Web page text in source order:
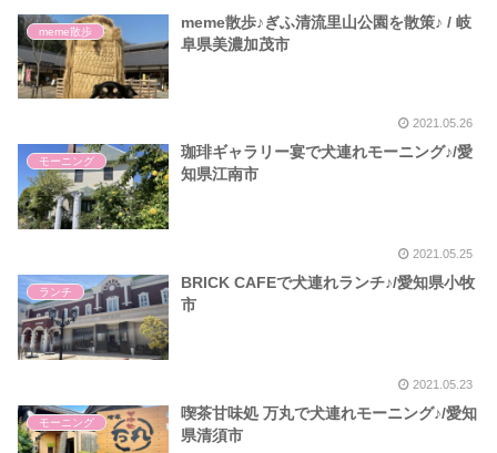
meme散歩
meme散歩♪ぎふ清流里山公園を散策♪ / 岐
阜県美濃加茂市
2021.05.26
モーニング
珈琲ギャラリー宴で犬連れモーニング♪/愛
知県江南市
2021.05.25
ランチ
BRICK CAFEで犬連れランチ♪/愛知県小牧
市
2021.05.23
モーニング
喫茶甘味処 万丸で犬連れモーニング♪/愛知
県清須市